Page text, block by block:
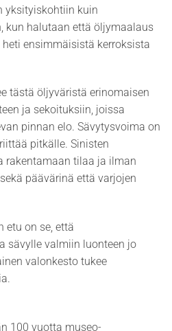
yksityiskohtiin kuin
kun halutaan että öljymaalaus
ensimmäisistä kerroksista
tästä öljyväristä erinomaisen
ja sekoituksiin, joissa
pinnan elo. Sävytysvoima on
pitkälle. Sinisten
rakentamaan tilaa ja ilman
päävärinä että varjojen
etu on se, että
sävylle valmiin luonteen jo
valonkesto tukee
100 vuotta museo-